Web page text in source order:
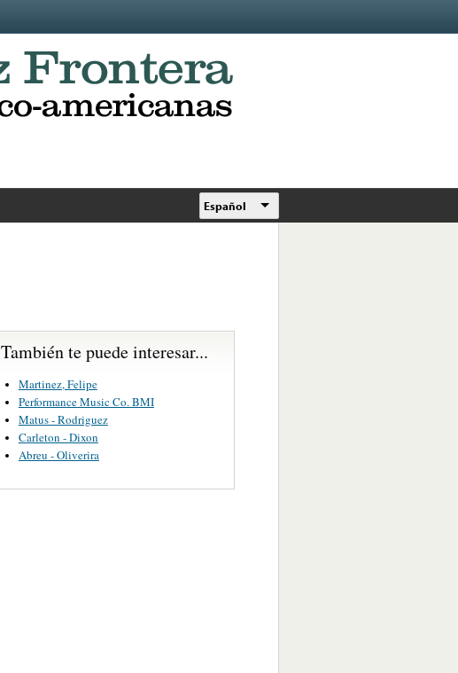
Español
También te puede interesar...
Martinez, Felipe
Performance Music Co. BMI
Matus - Rodriguez
Carleton - Dixon
Abreu - Oliverira